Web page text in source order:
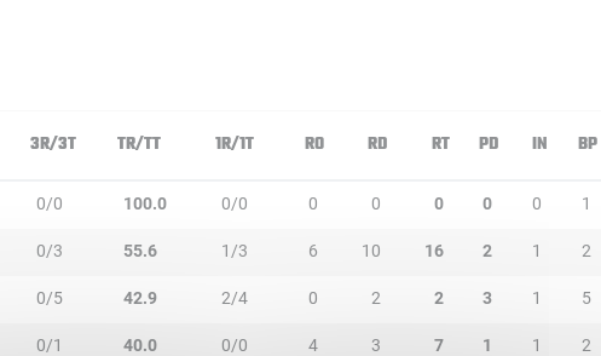
3R/3T TR/TT 1R/1T RO RD RT PD IN BP
0/0 100.0 0/0 0 0 0 0 0 1
0/3 55.6 1/3 6 10 16 2 1 2
0/5 42.9 2/4 0 2 2 3 1 5
0/1 40.0 0/0 4 3 7 1 1 2